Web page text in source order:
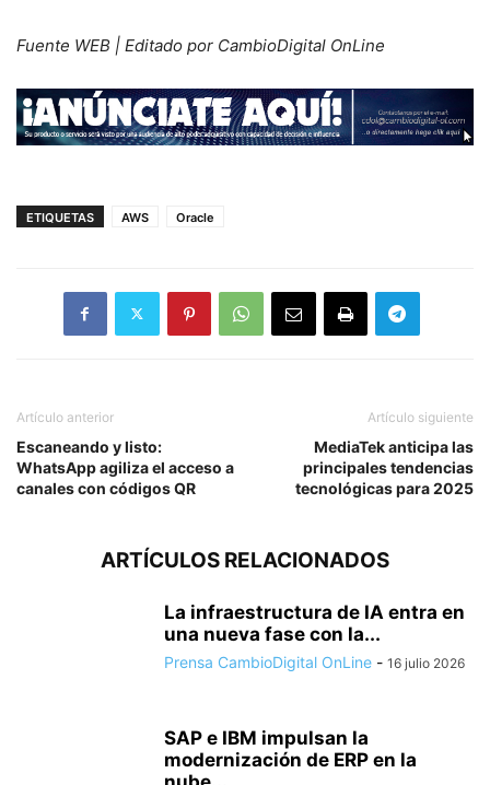
Fuente WEB | Editado por CambioDigital OnLine
ETIQUETAS AWS Oracle
Artículo anterior
Escaneando y listo:
WhatsApp agiliza el acceso a
canales con códigos QR
Artículo siguiente
MediaTek anticipa las
principales tendencias
tecnológicas para 2025
ARTÍCULOS RELACIONADOS
La infraestructura de IA entra en
una nueva fase con la...
Prensa CambioDigital OnLine - 16 julio 2026
SAP e IBM impulsan la
modernización de ERP en la